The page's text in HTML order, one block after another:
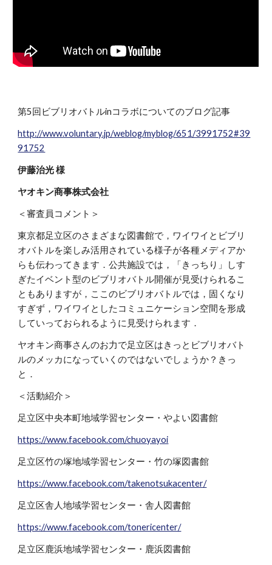
第5回ビブリオバトルinコラボについてのブログ記事
http://www.voluntary.jp/weblog/myblog/651/3991752#39
91752
伊藤治光 様
ヤオキン商事株式会社
＜審査員コメント＞
東京都足立区のさまざまな図書館で，ワイワイとビブリ
オバトルを楽しみ活用されている様子が各種メディアか
らも伝わってきます．公共施設では，「きっちり」しす
ぎたイベント型のビブリオバトル開催が見受けられるこ
ともありますが，ここのビブリオバトルでは，固くなり
すぎず，ワイワイとしたコミュニケーション空間を形成
していっておられるように見受けられます．
ヤオキン商事さんのお力で足立区はきっとビブリオバト
ルのメッカになっていくのではないでしょうか？きっ
と．
＜活動紹介＞
足立区中央本町地域学習センター・やよい図書館
https://www.facebook.com/chuoyayoi
足立区竹の塚地域学習センター・竹の塚図書館
https://www.facebook.com/takenotsukacenter/
足立区舎人地域学習センター・舎人図書館
https://www.facebook.com/tonericenter/
足立区鹿浜地域学習センター・鹿浜図書館